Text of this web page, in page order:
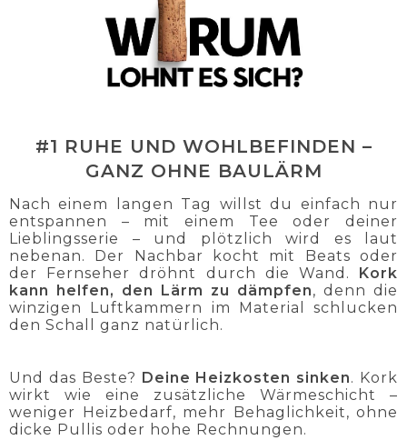
#1 RUHE UND WOHLBEFINDEN –
GANZ OHNE BAULÄRM
Nach einem langen Tag willst du einfach nur
entspannen – mit einem Tee oder deiner
Lieblingsserie – und plötzlich wird es laut
nebenan. Der Nachbar kocht mit Beats oder
der Fernseher dröhnt durch die Wand.
Kork
kann helfen, den Lärm zu dämpfen, denn die
winzigen Luftkammern im Material schlucken
den Schall ganz natürlich.
Und das Beste? Deine Heizkosten sinken. Kork
wirkt wie eine zusätzliche Wärmeschicht –
weniger Heizbedarf, mehr Behaglichkeit, ohne
dicke Pullis oder hohe Rechnungen.